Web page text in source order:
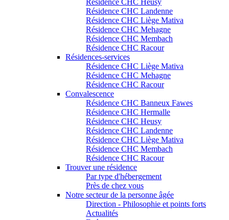
Résidence CHC Landenne
Résidence CHC Liège Mativa
Résidence CHC Mehagne
Résidence CHC Membach
Résidence CHC Racour
Résidences-services
Résidence CHC Liège Mativa
Résidence CHC Mehagne
Résidence CHC Racour
Convalescence
Résidence CHC Banneux Fawes
Résidence CHC Hermalle
Résidence CHC Heusy
Résidence CHC Landenne
Résidence CHC Liège Mativa
Résidence CHC Membach
Résidence CHC Racour
Trouver une résidence
Par type d'hébergement
Près de chez vous
Notre secteur de la personne âgée
Direction - Philosophie et points forts
Actualités